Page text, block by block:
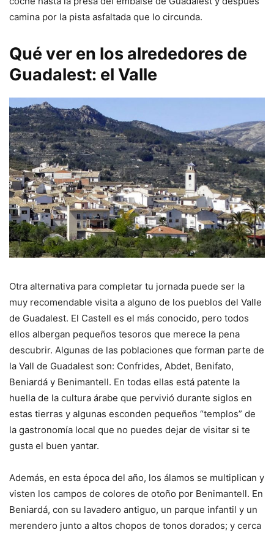
camina por la pista asfaltada que lo circunda.
Qué ver en los alrededores de
Guadalest: el Valle
Otra alternativa para completar tu jornada puede ser la
muy recomendable visita a alguno de los pueblos del Valle
de Guadalest. El Castell es el más conocido, pero todos
ellos albergan pequeños tesoros que merece la pena
descubrir. Algunas de las poblaciones que forman parte de
la Vall de Guadalest son: Confrides, Abdet, Benifato,
Beniardá y Benimantell. En todas ellas está patente la
huella de la cultura árabe que pervivió durante siglos en
estas tierras y algunas esconden pequeños “templos” de
la gastronomía local que no puedes dejar de visitar si te
gusta el buen yantar.
Además, en esta época del año, los álamos se multiplican y
visten los campos de colores de otoño por Benimantell. En
Beniardá, con su lavadero antiguo, un parque infantil y un
merendero junto a altos chopos de tonos dorados; y cerca